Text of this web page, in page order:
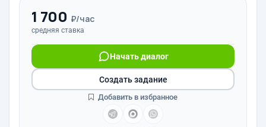
1 700 ₽/час
средняя ставка
Начать диалог
Создать задание
Добавить в избранное